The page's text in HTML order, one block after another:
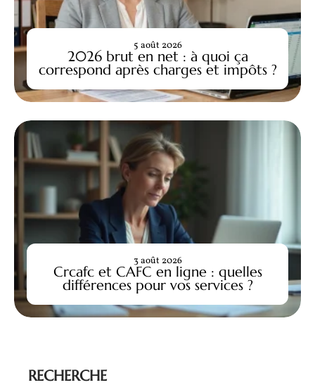
2026 brut en net : à quoi ça
correspond après charges et impôts ?
5 août 2026
Crcafc et CAFC en ligne : quelles
différences pour vos services ?
3 août 2026
RECHERCHE